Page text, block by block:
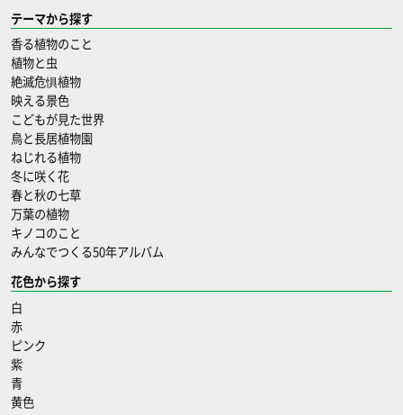
テーマから探す
香る植物のこと
植物と虫
絶滅危惧植物
映える景色
こどもが見た世界
鳥と長居植物園
ねじれる植物
冬に咲く花
春と秋の七草
万葉の植物
キノコのこと
みんなでつくる50年アルバム
花色から探す
白
赤
ピンク
紫
青
黄色